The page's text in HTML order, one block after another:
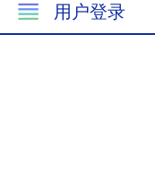
用户登录